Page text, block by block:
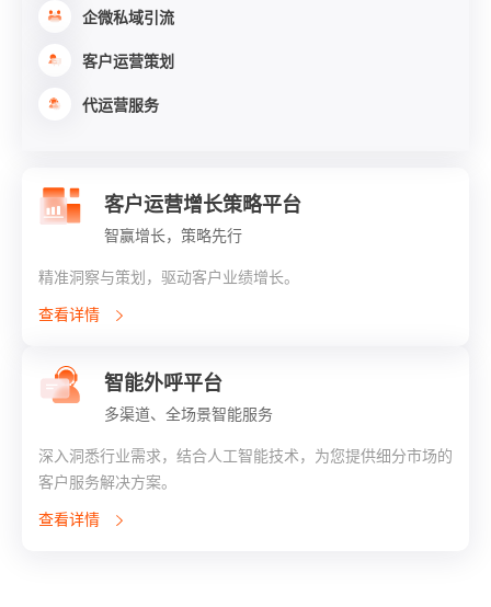
企微私域引流
客户运营策划
代运营服务
客户运营增长策略平台
智赢增长，策略先行
精准洞察与策划，驱动客户业绩增长。
查看详情
智能外呼平台
多渠道、全场景智能服务
深入洞悉行业需求，结合人工智能技术，为您提供细分市场的
客户服务解决方案。
查看详情